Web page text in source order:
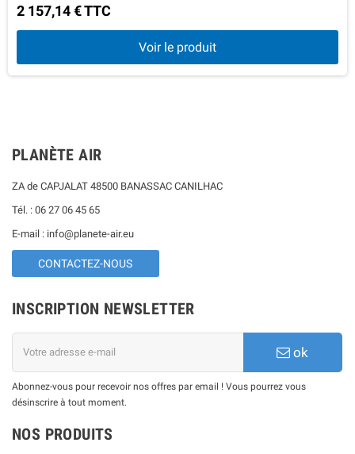
2 157,14 € TTC
Voir le produit
PLANÈTE AIR
ZA de CAPJALAT 48500 BANASSAC CANILHAC
Tél. : 06 27 06 45 65
E-mail : info@planete-air.eu
CONTACTEZ-NOUS
INSCRIPTION NEWSLETTER
ok
Abonnez-vous pour recevoir nos offres par email ! Vous pourrez vous
désinscrire à tout moment.
NOS PRODUITS